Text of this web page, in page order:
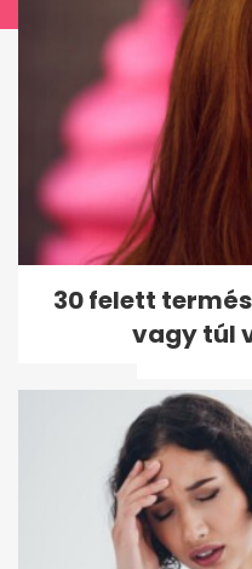
Videón
30 felett
vagy túl